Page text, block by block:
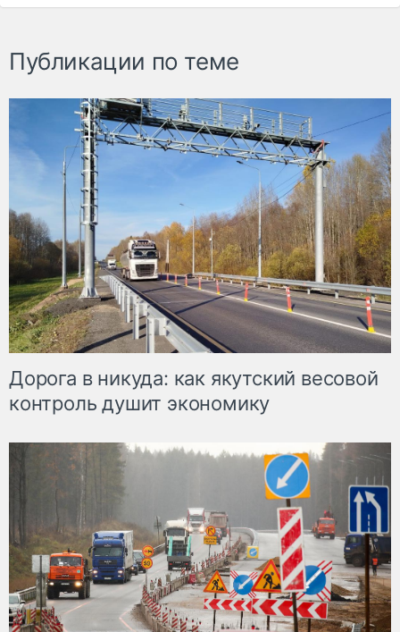
Публикации по теме
Дорога в никуда: как якутский весовой
контроль душит экономику